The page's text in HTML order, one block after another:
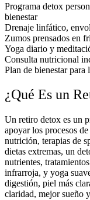
Programa detox
bienestar
Drenaje linfático,
Zumos prensados en
Yoga diario y
Consulta nutricional
Plan de bienestar para
¿Qué Es un
Un retiro detox es un
apoyar los procesos
nutrición, terapias de
dietas extremas, un
nutrientes,
infrarroja, y yoga
digestión, piel más
claridad, mejor sueño